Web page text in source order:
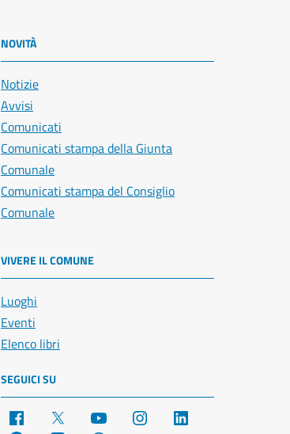
NOVITÀ
Notizie
Avvisi
Comunicati
Comunicati stampa della Giunta
Comunale
Comunicati stampa del Consiglio
Comunale
VIVERE IL COMUNE
Luoghi
Eventi
Elenco libri
SEGUICI SU
Facebook YouTube Instagram